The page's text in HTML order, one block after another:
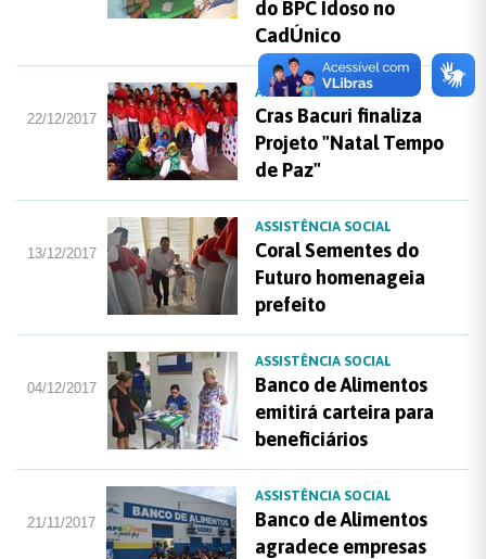
do BPC Idoso no
CadÚnico
22/12/2017
ASSISTÊNCIA SOCIAL
Cras Bacuri finaliza
Projeto "Natal Tempo
de Paz"
13/12/2017
ASSISTÊNCIA SOCIAL
Coral Sementes do
Futuro homenageia
prefeito
04/12/2017
ASSISTÊNCIA SOCIAL
Banco de Alimentos
emitirá carteira para
beneficiários
21/11/2017
ASSISTÊNCIA SOCIAL
Banco de Alimentos
agradece empresas